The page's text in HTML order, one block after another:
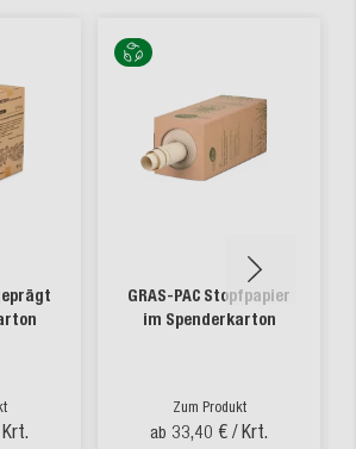
GRAS-PAC Stopfpapier
im Spenderkarton
Zum Produkt
ab 33,40 € / Krt.